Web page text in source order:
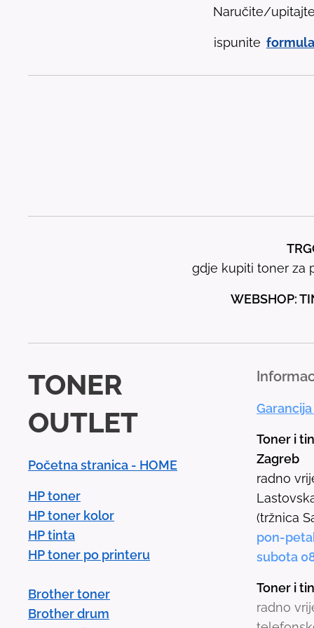
Naručite/
ispunite
gdje kupiti toner za
WEBSHOP:
TONER
OUTLET
Početna stranica - HOME
HP toner
HP toner kolor
HP tinta
HP toner po printeru
Brother toner
Brother drum
Toner i
Zagreb
radno
(tržnica
pon-
subota
Toner i
radno